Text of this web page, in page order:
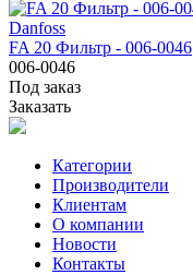
Danfoss
FA 20 Фильтр - 006-0046
006-0046
Под заказ
Заказать
Категории
Производители
Клиентам
О компании
Новости
Контакты